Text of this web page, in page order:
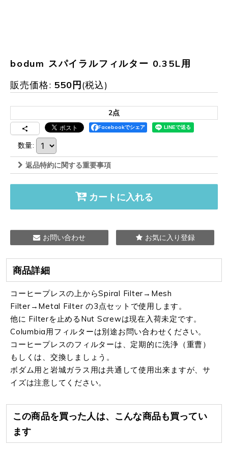
bodum スパイラルフィルター 0.35L用
販売価格: 550円(税込)
2点
Facebookでシェア
数量:
返品特約に関する重要事項
カートに入れる
お問い合わせ お気に入り登録
商品詳細
コーヒープレスの上からSpiral Filter→Mesh
Filter→Metal Filter の3点セットで使用します。
他に Filterを止めるNut Screwは現在入荷未定です。
Columbia用フィルターは別途お問い合わせください。
コーヒープレスのフィルターは、定期的に洗浄（重曹）
もしくは、交換しましょう。
ボダム用と岩城ガラス用は共通して使用出来ますが、サ
イズは注意してください。
この商品を買った人は、こんな商品も買ってい
ます